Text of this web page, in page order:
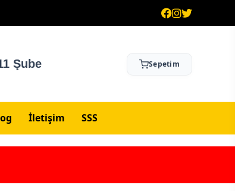
Şube Sepetim
İletişim SSS